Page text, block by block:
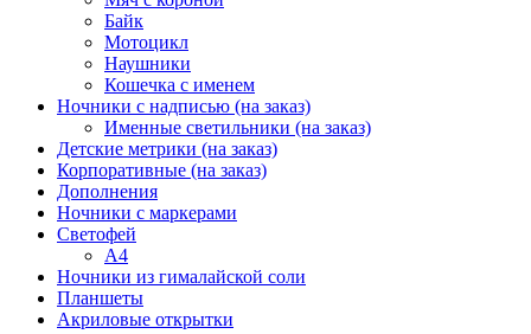
Байк
Мотоцикл
Наушники
Кошечка с именем
Ночники с надписью (на заказ)
Именные светильники (на заказ)
Детские метрики (на заказ)
Корпоративные (на заказ)
Дополнения
Ночники с маркерами
Светофей
А4
Ночники из гималайской соли
Планшеты
Акриловые открытки